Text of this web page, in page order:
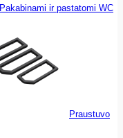
Pakabinami ir pastatomi WC
Praustuvo